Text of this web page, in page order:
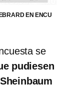
EN ENCU
se
pudiesen